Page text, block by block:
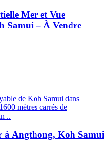
Mer et Vue
Samui – À Vendre
de Koh Samui dans
mètres carrés de
..
à Angthong, Koh Samui